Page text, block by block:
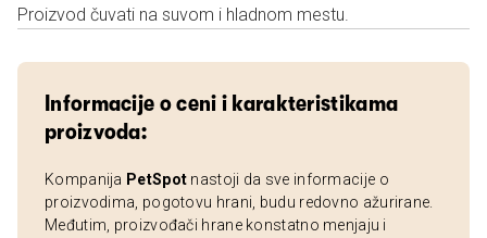
Proizvod čuvati na suvom i hladnom mestu.
Informacije o ceni i karakteristikama
proizvoda:
Kompanija PetSpot nastoji da sve informacije o
proizvodima, pogotovu hrani, budu redovno ažurirane.
Međutim, proizvođači hrane konstatno menjaju i